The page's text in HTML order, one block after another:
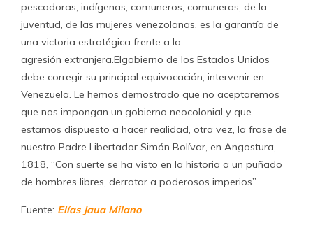
pescadoras, indígenas, comuneros, comuneras, de la
juventud, de las mujeres venezolanas, es la garantía de
una victoria estratégica frente a la
agresión extranjera.Elgobierno de los Estados Unidos
debe corregir su principal equivocación, intervenir en
Venezuela. Le hemos demostrado que no aceptaremos
que nos impongan un gobierno neocolonial y que
estamos dispuesto a hacer realidad, otra vez, la frase de
nuestro Padre Libertador Simón Bolívar, en Angostura,
1818, “Con suerte se ha visto en la historia a un puñado
de hombres libres, derrotar a poderosos imperios”.
Fuente: Elías Jaua Milano